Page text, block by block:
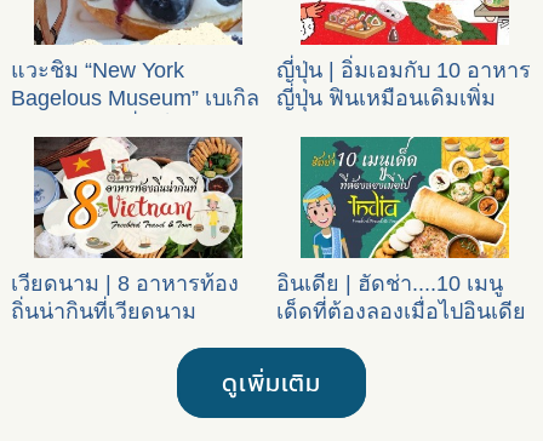
แวะชิม “New York
Bagelous Museum” เบเกิล
ญี่ปุ่น | อิ่มเอมกับ 10 อาหาร
ญี่ปุ่น ฟินเหมือนเดิมเพิ่ม
เวียดนาม | 8 อาหารท้อง
ถิ่นน่ากินที่เวียดนาม
อินเดีย | ฮัดช่า....10 เมนู
เด็ดที่ต้องลองเมื่อไปอินเดีย
ดูเพิ่มเติม